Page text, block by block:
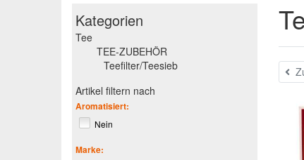
Kategorien
Tee
TEE-ZUBEHÖR
Teefilter/Teesieb
Artikel filtern nach
Aromatisiert:
Nein
Marke: